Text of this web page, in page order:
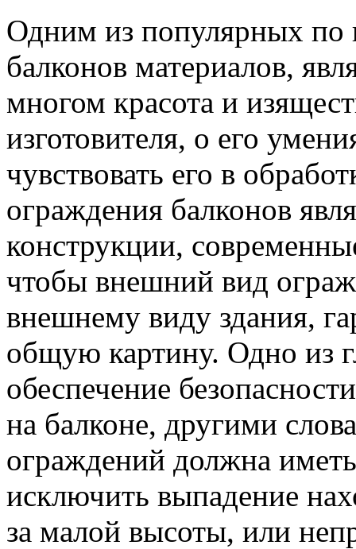
Одним из популярных по
балконов материалов,
многом красота и
изготовителя, о его
чувствовать его в
ограждения балконов
конструкции,
чтобы внешний вид
внешнему виду здания,
общую картину. Одно из
обеспечение
на балконе, другими
ограждений должна
исключить выпадение
за малой высоты, или